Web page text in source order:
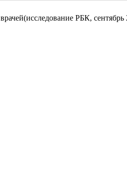
РБК, сентябрь